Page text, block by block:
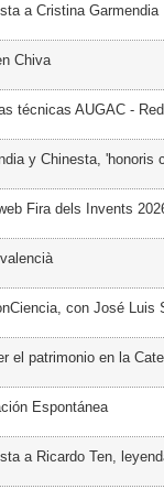
a Cristina Garmendia
Chiva
técnicas AUGAC -
y Chinesta, 'honoris
Fira dels Invents
con José Luis
el patrimonio en la
Espontánea
a Ricardo Ten,